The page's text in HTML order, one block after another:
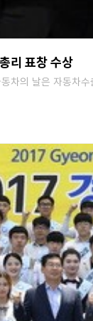
리 표창 수상
차의 날은 자동차